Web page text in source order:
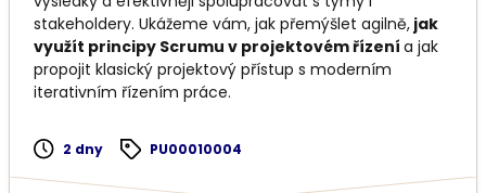
stakeholdery. Ukážeme vám, jak přemýšlet agilně,jak
využít principy Scrumu v projektovém řízení a jak
propojit klasický projektový přístup s moderním
iterativním řízením práce.
2 dny PU00010004